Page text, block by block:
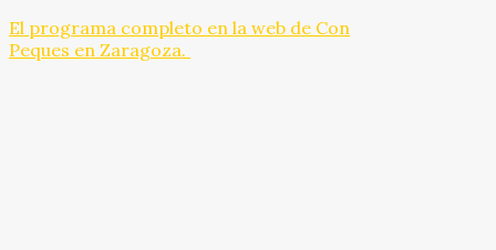
El programa completo en la web de Con
Peques en Zaragoza.